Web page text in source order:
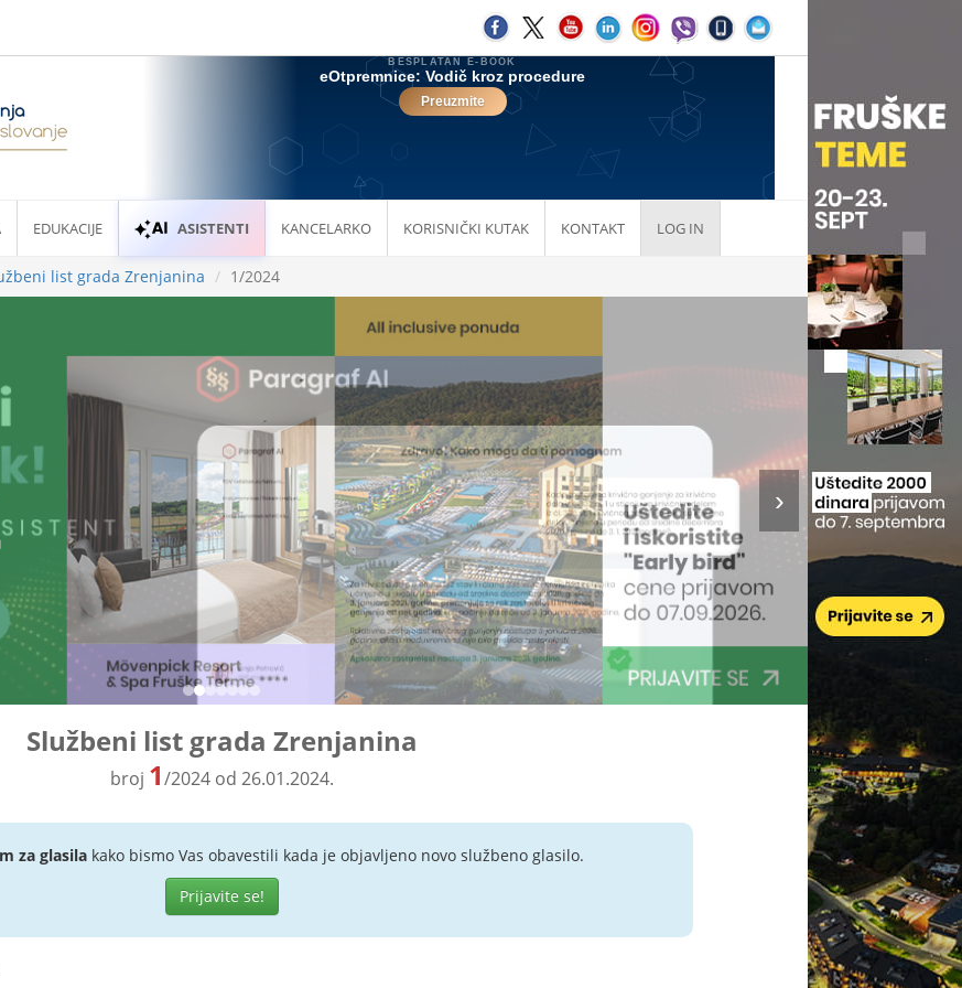
EDUKACIJE ASISTENTI KANCELARKO KORISNIČKI KUTAK KONTAKT LOG IN
list grada Zrenjanina 1/2024
Službeni list grada Zrenjanina
broj 1/2024 od 26.01.2024.
za glasilakako bismo Vas obavestili kada je objavljeno novo službeno glasilo.
Prijavite se!